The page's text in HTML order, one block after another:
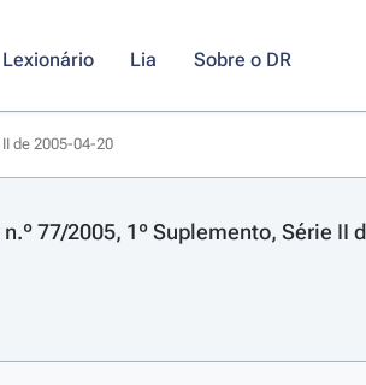
Lexionário Lia Sobre o DR
de 2005-04-20
77/2005, 1º Suplemento, Série II